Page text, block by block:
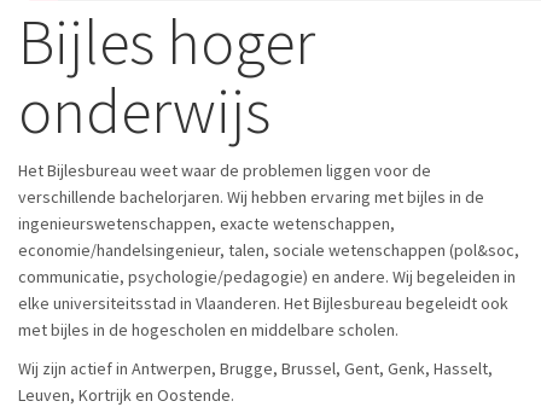
Bijles hoger
onderwijs
Het Bijlesbureau weet waar de problemen liggen voor de
verschillende bachelorjaren. Wij hebben ervaring met bijles in de
ingenieurswetenschappen, exacte wetenschappen,
economie/handelsingenieur, talen, sociale wetenschappen (pol&soc,
communicatie, psychologie/pedagogie) en andere. Wij begeleiden in
elke universiteitsstad in Vlaanderen. Het Bijlesbureau begeleidt ook
met bijles in de hogescholen en middelbare scholen.
Wij zijn actief in Antwerpen, Brugge, Brussel, Gent, Genk, Hasselt,
Leuven, Kortrijk en Oostende.